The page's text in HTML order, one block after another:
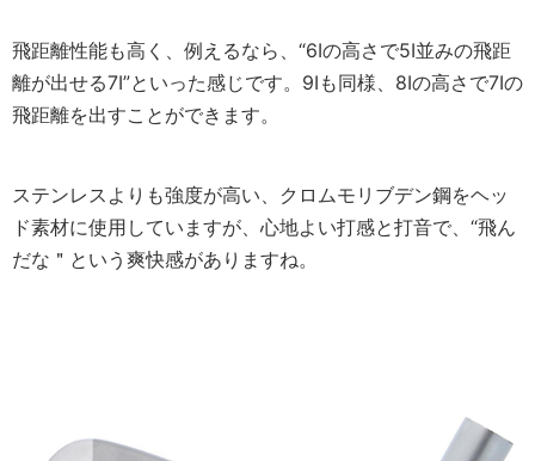
飛距離性能も高く、例えるなら、“6Iの高さで5I並みの飛距
離が出せる7I”といった感じです。9Iも同様、8Iの高さで7Iの
飛距離を出すことができます。
ステンレスよりも強度が高い、クロムモリブデン鋼をヘッ
ド素材に使用していますが、心地よい打感と打音で、“飛ん
だな＂という爽快感がありますね。